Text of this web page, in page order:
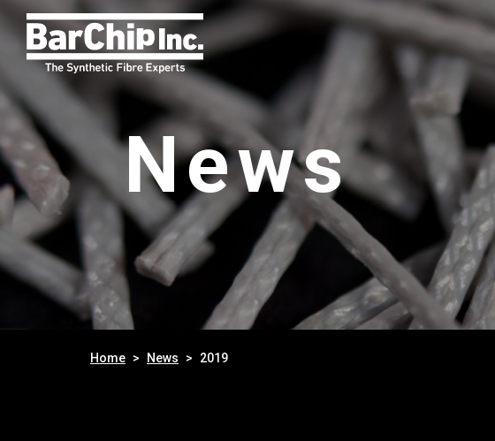
News
Home News 2019